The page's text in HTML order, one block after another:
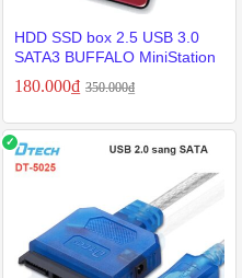
HDD SSD box 2.5 USB 3.0
SATA3 BUFFALO MiniStation
180.000₫ 350.000₫